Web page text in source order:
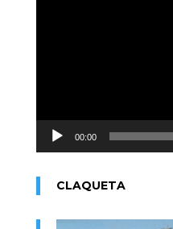
00:00
CLAQUETA